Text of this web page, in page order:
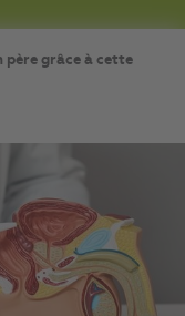
père grâce à cette